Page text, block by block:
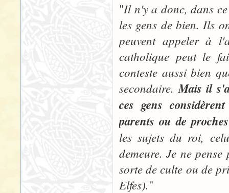
"Il n'y a donc, dans
les gens de bien. Ils
peuvent appeler à
catholique peut le
conteste aussi bien
secondaire. Mais il
ces gens
parents ou de
les sujets du roi,
demeure. Je ne
sorte de culte ou de
Elfes)."